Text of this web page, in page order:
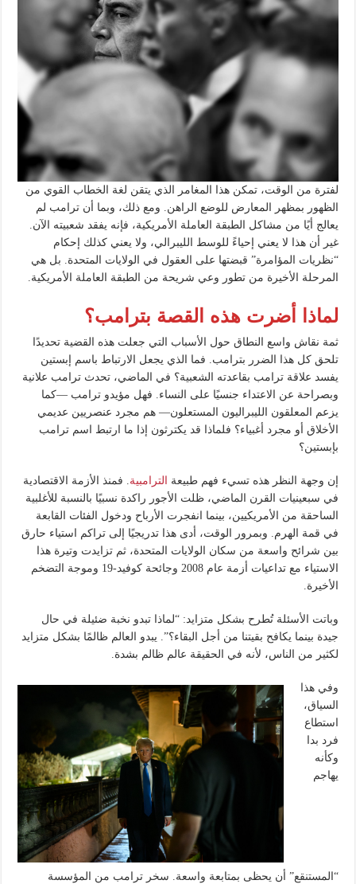
لفترة من الوقت، تمكن هذا المغامر الذي يتقن لغة الخطاب القوي من
الظهور بمظهر المعارض للوضع الراهن. ومع ذلك، وبما أن ترامب لم
يعالج أيًا من مشاكل الطبقة العاملة الأمريكية، فإنه يفقد شعبيته الآن.
غير أن هذا لا يعني إحياءً للوسط الليبرالي، ولا يعني كذلك إحكام
“نظريات المؤامرة” قبضتها على العقول في الولايات المتحدة. بل هي
المرحلة الأخيرة من تطور وعي شريحة من الطبقة العاملة الأمريكية.
لماذا أضرت هذه القصة بترامب؟
ثمة نقاش واسع النطاق حول الأسباب التي جعلت هذه القضية تحديدًا
تلحق كل هذا الضرر بترامب. فما الذي يجعل الارتباط باسم إبستين
يفسد علاقة ترامب بقاعدته الشعبية؟ في الماضي، تحدث ترامب علانية
وبصراحة عن الاعتداء جنسيًا على النساء. فهل مؤيدو ترامب —كما
يزعم المعلقون الليبراليون المستعلون— هم مجرد عنصريين عديمي
الأخلاق أو مجرد أغبياء؟ فلماذا قد يكترثون إذا ما ارتبط اسم ترامب
بإبستين؟
إن وجهة النظر هذه تسيء فهم طبيعة الترامبية. فمنذ الأزمة الاقتصادية
في سبعينيات القرن الماضي، ظلت الأجور راكدة نسبيًا بالنسبة للأغلبية
الساحقة من الأمريكيين، بينما انفجرت الأرباح ودخول الفئات القابعة
في قمة الهرم. وبمرور الوقت، أدى هذا تدريجيًا إلى تراكم استياء حارق
بين شرائح واسعة من سكان الولايات المتحدة، ثم تزايدت وتيرة هذا
الاستياء مع تداعيات أزمة عام 2008 وجائحة كوفيد-19 وموجة التضخم
الأخيرة.
وباتت الأسئلة تُطرح بشكل متزايد: “لماذا تبدو نخبة ضئيلة في حال
جيدة بينما يكافح بقيتنا من أجل البقاء؟”. يبدو العالم ظالمًا بشكل متزايد
لكثير من الناس، لأنه في الحقيقة عالم ظالم بشدة.
وفي هذا
السياق،
استطاع
فرد بدا
وكأنه
يهاجم
“المستنقع” أن يحظى بمتابعة واسعة. سخر ترامب من المؤسسة